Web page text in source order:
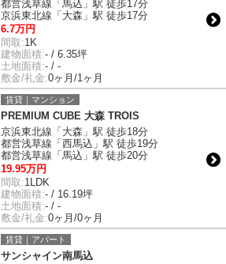
都営浅草線「馬込」駅 徒歩17分
京浜東北線「大森」駅 徒歩17分
6.7万円
間取:1K
建物面積:- / 6.35坪
土地面積:- / -
敷金/礼金:0ヶ月/1ヶ月
賃貸｜マンション
PREMIUM CUBE 大森 TROIS
京浜東北線「大森」駅 徒歩18分
都営浅草線「西馬込」駅 徒歩19分
都営浅草線「馬込」駅 徒歩20分
19.95万円
間取:1LDK
建物面積:- / 16.19坪
土地面積:- / -
敷金/礼金:0ヶ月/0ヶ月
賃貸｜アパート
サンシャイン南馬込